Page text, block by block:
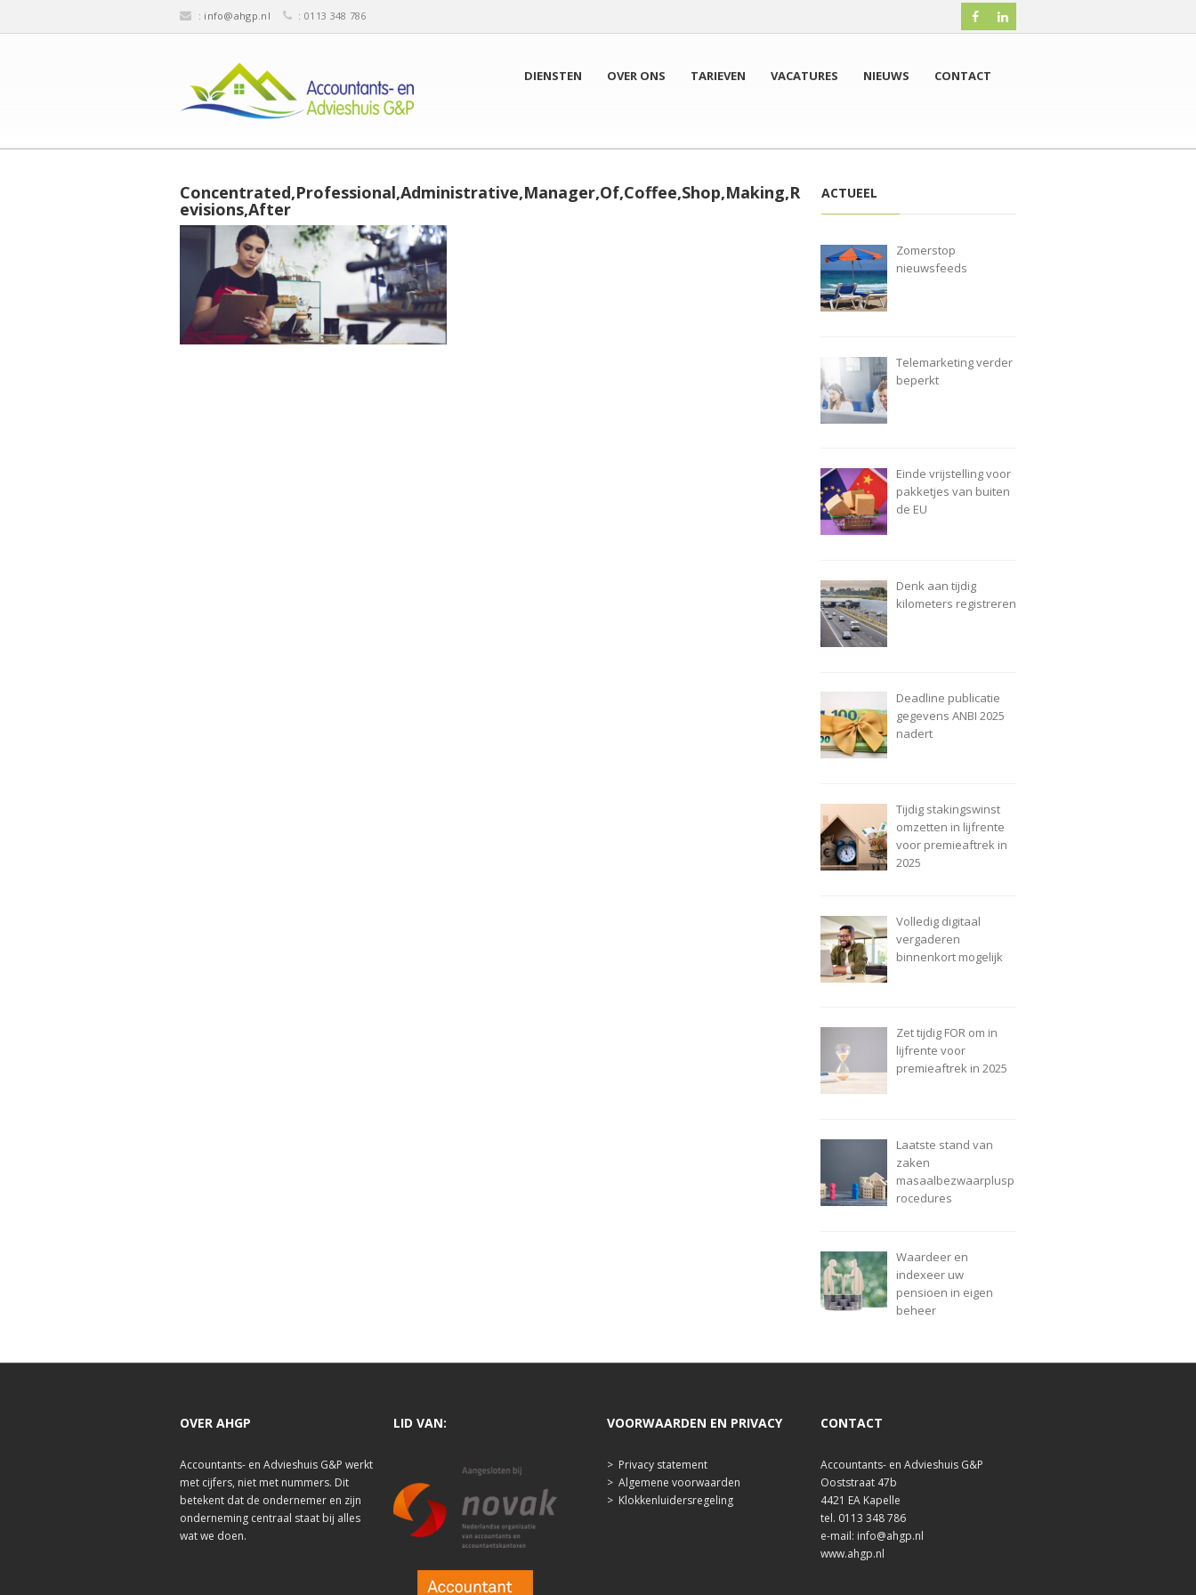
: info@ahgp.nl : 0113 348 786
DIENSTEN OVER ONS TARIEVEN VACATURES NIEUWS CONTACT
Concentrated,Professional,Administrative,Manager,Of,Coffee,Shop,Making,R
evisions,After
ACTUEEL
Zomerstop
nieuwsfeeds
Telemarketing verder
beperkt
Einde vrijstelling voor
pakketjes van buiten
de EU
Denk aan tijdig
kilometers registreren
Deadline publicatie
gegevens ANBI 2025
nadert
Tijdig stakingswinst
omzetten in lijfrente
voor premieaftrek in
2025
Volledig digitaal
vergaderen
binnenkort mogelijk
Zet tijdig FOR om in
lijfrente voor
premieaftrek in 2025
Laatste stand van
zaken
masaalbezwaarplusp
rocedures
Waardeer en
indexeer uw
pensioen in eigen
beheer
OVER AHGP
Accountants- en Advieshuis G&P werkt
met cijfers, niet met nummers. Dit
betekent dat de ondernemer en zijn
onderneming centraal staat bij alles
wat we doen.
LID VAN: VOORWAARDEN EN PRIVACY
> Privacy statement
> Algemene voorwaarden
> Klokkenluidersregeling
CONTACT
Accountants- en Advieshuis G&P
Ooststraat 47b
4421 EA Kapelle
tel. 0113 348 786
e-mail: info@ahgp.nl
www.ahgp.nl